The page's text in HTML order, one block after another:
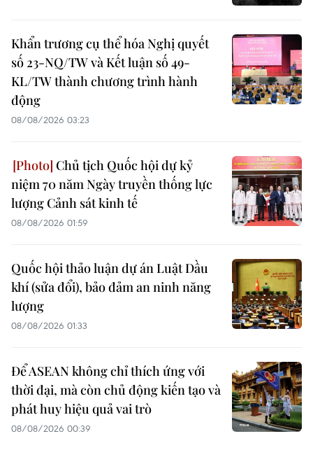
Khẩn trương cụ thể hóa Nghị quyết
số 23-NQ/TW và Kết luận số 49-
KL/TW thành chương trình hành
động
08/08/2026 03:23
Chủ tịch Quốc hội dự kỷ
niệm 70 năm Ngày truyền thống lực
lượng Cảnh sát kinh tế
08/08/2026 01:59
Quốc hội thảo luận dự án Luật Dầu
khí (sửa đổi), bảo đảm an ninh năng
lượng
08/08/2026 01:33
Để ASEAN không chỉ thích ứng với
thời đại, mà còn chủ động kiến tạo và
phát huy hiệu quả vai trò
08/08/2026 00:39